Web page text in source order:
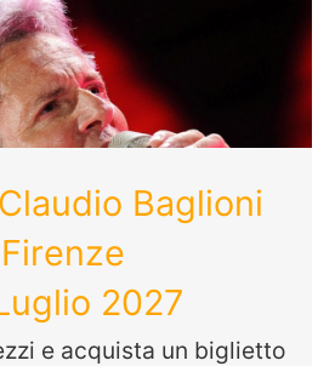
Baglioni
Firenze
2027
e acquista un biglietto